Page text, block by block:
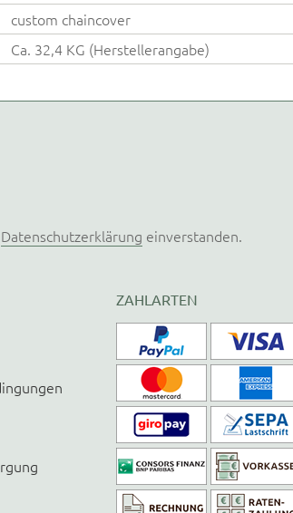
custom chaincover
Ca. 32,4 KG (Herstellerangabe)
Datenschutzerklärung einverstanden.
ZAHLARTEN